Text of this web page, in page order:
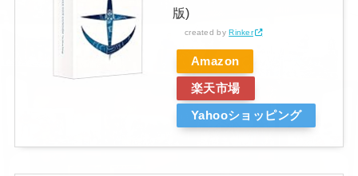
版)
created byRinker
Amazon
楽天市場
Yahooショッピング